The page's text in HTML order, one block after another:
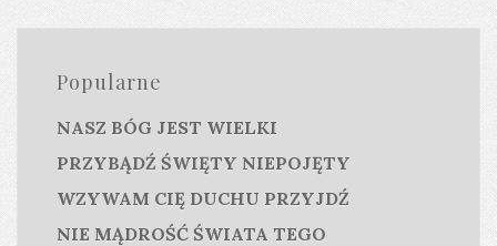
Popularne
NASZ BÓG JEST WIELKI
PRZYBĄDŹ ŚWIĘTY NIEPOJĘTY
WZYWAM CIĘ DUCHU PRZYJDŹ
NIE MĄDROŚĆ ŚWIATA TEGO